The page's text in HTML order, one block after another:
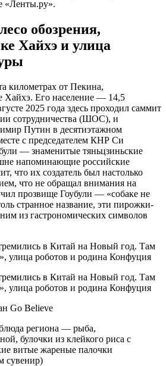
«Ленты.ру».
обозрения,
Хайхэ и улица
километрах от Пекина,
Хайхэ. Его население — 14,5
2025 года здесь проходил саммит
сотрудничества (ШОС), и
Путин в десятиэтажном
с председателем КНР Си
— знаменитые тяньцзиньские
напоминающие российские
что их создатель был настолько
что не обращал внимания на
прозвище Гоубули — «собаке не
странное название, эти пирожки-
из гастрономических символов
Go Believe
региона — рыба,
булочки из клейкого риса с
витые жареные палочки
сувенир)